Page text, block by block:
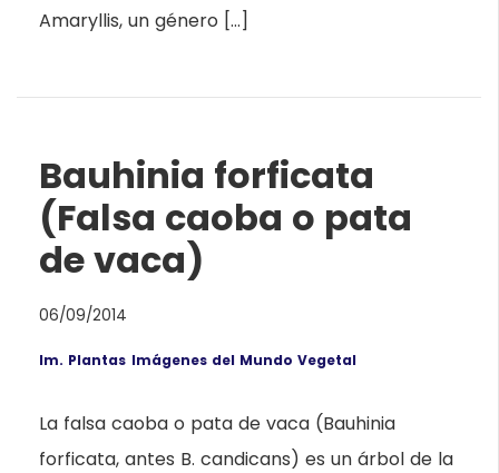
Amaryllis, un género […]
Bauhinia forficata
(Falsa caoba o pata
de vaca)
06/09/2014
Im. Plantas Imágenes del Mundo Vegetal
La falsa caoba o pata de vaca (Bauhinia
forficata, antes B. candicans) es un árbol de la